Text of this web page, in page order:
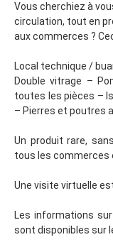
Vous cherchiez à
circulation, tout en
aux commerces ?
Local technique /
Double vitrage –
toutes les pièces –
– Pierres et poutres
Un produit rare,
tous les commerces
Une visite virtuelle
Les informations
sont disponibles sur